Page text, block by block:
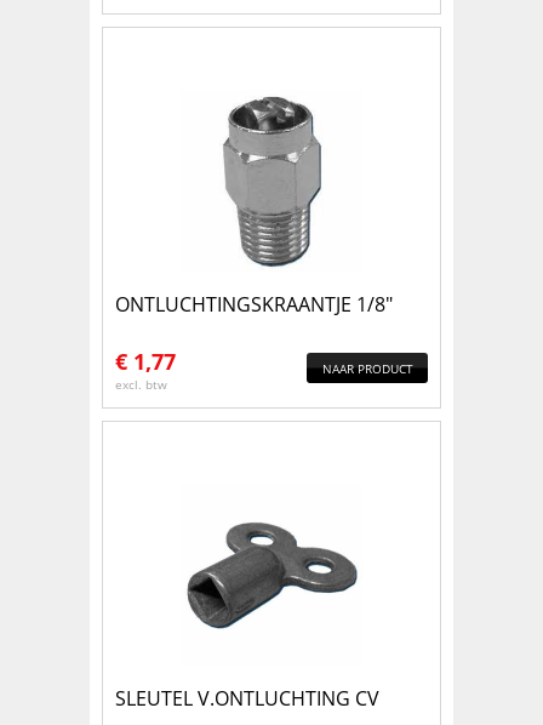
ONTLUCHTINGSKRAANTJE 1/8"
€ 1,77
excl. btw
NAAR PRODUCT
SLEUTEL V.ONTLUCHTING CV